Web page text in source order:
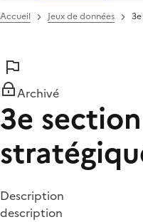
Accueil Jeux de données
Archivé
3e
Description
description